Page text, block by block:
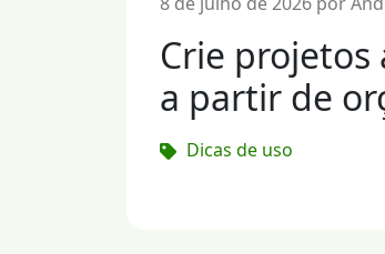
Crie
a partir de
Dicas de uso